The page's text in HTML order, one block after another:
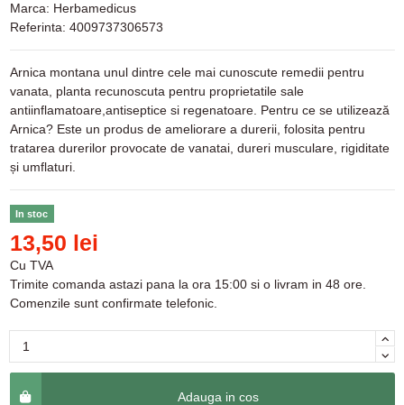
Marca: Herbamedicus
Referinta: 4009737306573
Arnica montana unul dintre cele mai cunoscute remedii pentru
vanata, planta recunoscuta pentru proprietatile sale
antiinflamatoare,antiseptice si regenatoare. Pentru ce se utilizează
Arnica? Este un produs de ameliorare a durerii, folosita pentru
tratarea durerilor provocate de vanatai, dureri musculare, rigiditate
și umflaturi.
In stoc
13,50 lei
Cu TVA
Trimite comanda astazi pana la ora 15:00 si o livram in 48 ore.
Comenzile sunt confirmate telefonic.
Adauga in cos